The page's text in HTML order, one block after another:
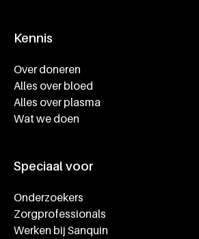
Kennis
Over doneren
Alles over bloed
Alles over plasma
Wat we doen
Speciaal voor
Onderzoekers
Zorgprofessionals
Werken bij Sanquin